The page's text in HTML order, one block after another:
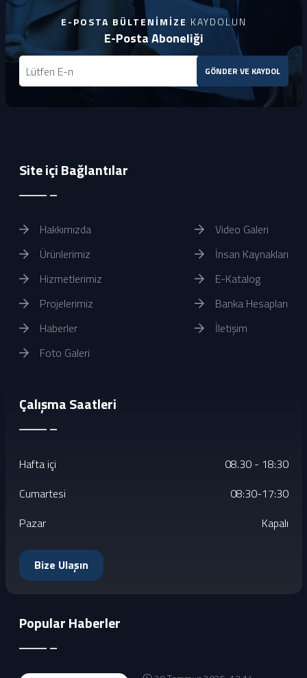
E-POSTA BÜLTENIMIZE KAYDOLUN
E-Posta Aboneliği
GÖNDER VE KAYDOL
Site içi Bağlantılar
Hakkımızda
Ürünlerimiz
Hizmetlerimiz
Projelerimiz
Haberler
Foto Galeri
Video Galeri
İnsan Kaynakları
E-Katalog
Banka Hesapları
İletişim
Çalışma Saatleri
Hafta içi
08.30 - 18:30
Cumartesi
08:30-17:30
Pazar
Kapalı
Bize Ulaşın
Popular Haberler